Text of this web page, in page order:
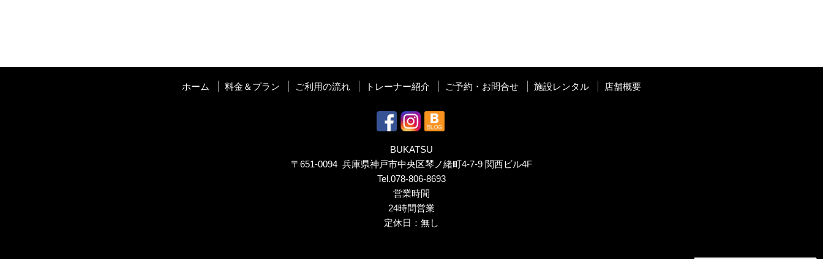
ホーム 料金＆プラン ご利用の流れ トレーナー紹介 ご予約・お問合せ 施設レンタル 店舗概要
BUKATSU
〒651-0094 兵庫県神戸市中央区琴ノ緒町4-7-9 関西ビル4F
Tel.078-806-8693
営業時間
24時間営業
定休日：無し